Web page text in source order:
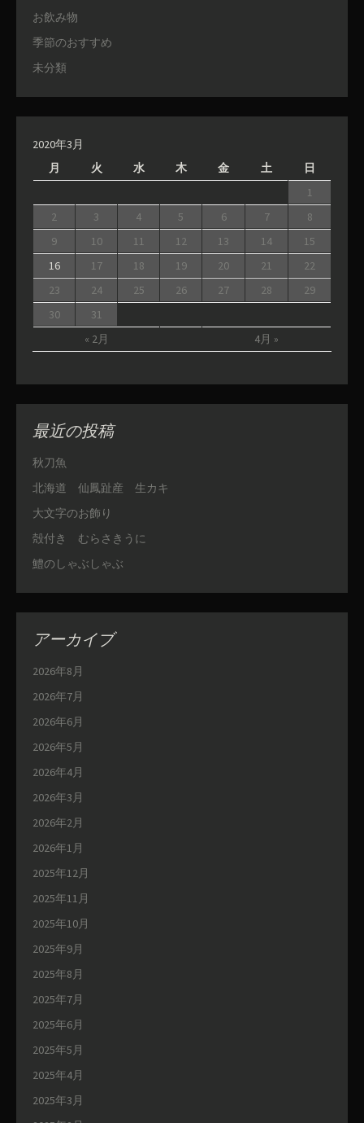
お飲み物
季節のおすすめ
未分類
2020年3月
月
火 水 木 金 土 日
« 2月 4月 »
1
2
3 4 5 6 7
8
9
10 11 12 13 14
15
16
17 18 19 20 21
22
23
24 25 26 27 28
29
30
31
最近の投稿
秋刀魚
北海道 仙鳳趾産 生カキ
大文字のお飾り
殻付き むらさきうに
鱧のしゃぶしゃぶ
アーカイブ
2026年8月
2026年7月
2026年6月
2026年5月
2026年4月
2026年3月
2026年2月
2026年1月
2025年12月
2025年11月
2025年10月
2025年9月
2025年8月
2025年7月
2025年6月
2025年5月
2025年4月
2025年3月